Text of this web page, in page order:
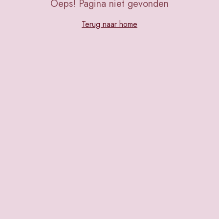
Oeps! Pagina niet gevonden
Terug naar home